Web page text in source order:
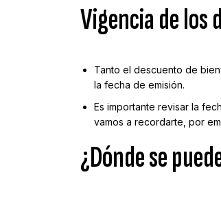
Vigencia de los
Tanto el descuento de
la fecha de emisión.
Es importante revisar la
vamos a recordarte, por
¿Dónde se